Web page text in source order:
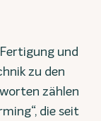
und
zu den
zählen
die seit